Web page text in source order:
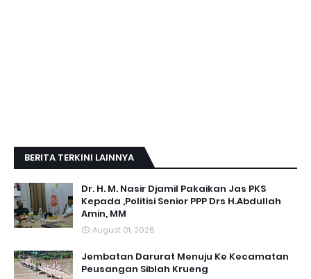
BERITA TERKINI LAINNYA
Dr. H. M. Nasir Djamil Pakaikan Jas PKS
Kepada ,Politisi Senior PPP Drs H.Abdullah
Amin, MM
August 01, 2026
Jembatan Darurat Menuju Ke Kecamatan
Peusangan Siblah Krueng